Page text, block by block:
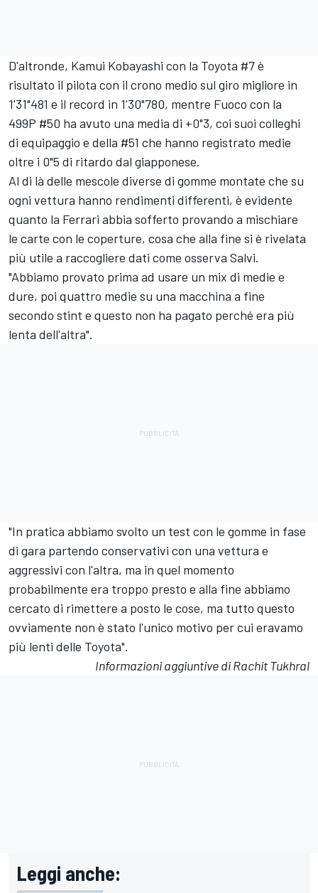
D'altronde, Kamui Kobayashi con la Toyota #7 è
risultato il pilota con il crono medio sul giro migliore in
1'31"481 e il record in 1'30"780, mentre Fuoco con la
499P #50 ha avuto una media di +0"3, coi suoi colleghi
di equipaggio e della #51 che hanno registrato medie
oltre i 0"5 di ritardo dal giapponese.
Al di là delle mescole diverse di gomme montate che su
ogni vettura hanno rendimenti differenti, è evidente
quanto la Ferrari abbia sofferto provando a mischiare
le carte con le coperture, cosa che alla fine si è rivelata
più utile a raccogliere dati come osserva Salvi.
"Abbiamo provato prima ad usare un mix di medie e
dure, poi quattro medie su una macchina a fine
secondo stint e questo non ha pagato perché era più
lenta dell'altra".
"In pratica abbiamo svolto un test con le gomme in fase
di gara partendo conservativi con una vettura e
aggressivi con l'altra, ma in quel momento
probabilmente era troppo presto e alla fine abbiamo
cercato di rimettere a posto le cose, ma tutto questo
ovviamente non è stato l'unico motivo per cui eravamo
più lenti delle Toyota".
Informazioni aggiuntive di Rachit Tukhral
Leggi anche: